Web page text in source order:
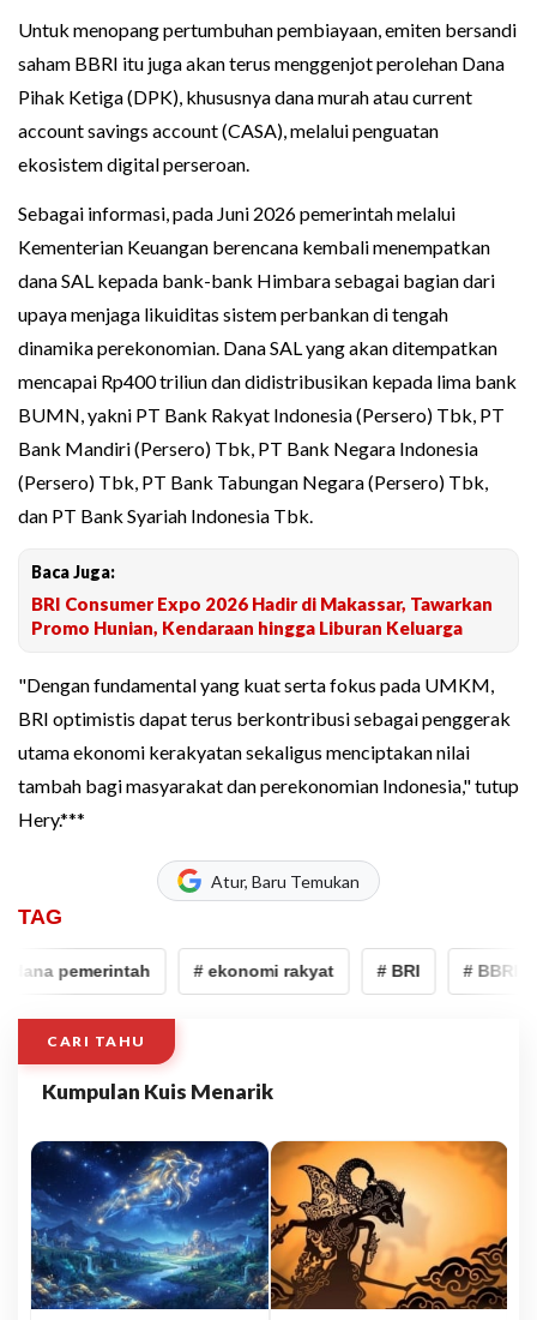
Untuk menopang pertumbuhan pembiayaan, emiten bersandi
saham BBRI itu juga akan terus menggenjot perolehan Dana
Pihak Ketiga (DPK), khususnya dana murah atau current
account savings account (CASA), melalui penguatan
ekosistem digital perseroan.
Sebagai informasi, pada Juni 2026 pemerintah melalui
Kementerian Keuangan berencana kembali menempatkan
dana SAL kepada bank-bank Himbara sebagai bagian dari
upaya menjaga likuiditas sistem perbankan di tengah
dinamika perekonomian. Dana SAL yang akan ditempatkan
mencapai Rp400 triliun dan didistribusikan kepada lima bank
BUMN, yakni PT Bank Rakyat Indonesia (Persero) Tbk, PT
Bank Mandiri (Persero) Tbk, PT Bank Negara Indonesia
(Persero) Tbk, PT Bank Tabungan Negara (Persero) Tbk,
dan PT Bank Syariah Indonesia Tbk.
Baca Juga:
BRI Consumer Expo 2026 Hadir di Makassar, Tawarkan
Promo Hunian, Kendaraan hingga Liburan Keluarga
"Dengan fundamental yang kuat serta fokus pada UMKM,
BRI optimistis dapat terus berkontribusi sebagai penggerak
utama ekonomi kerakyatan sekaligus menciptakan nilai
tambah bagi masyarakat dan perekonomian Indonesia," tutup
Hery.***
Atur, Baru Temukan
TAG
pemerintah # ekonomi rakyat # BRI # BBRI
CARI TAHU
Kumpulan Kuis Menarik